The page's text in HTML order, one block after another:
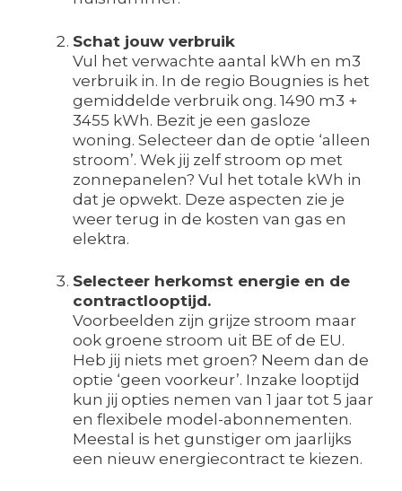
Schat jouw verbruik
Vul het verwachte aantal kWh en m3
verbruik in. In de regio Bougnies is het
gemiddelde verbruik ong. 1490 m3 +
3455 kWh. Bezit je een gasloze
woning. Selecteer dan de optie ‘alleen
stroom’. Wek jij zelf stroom op met
zonnepanelen? Vul het totale kWh in
dat je opwekt. Deze aspecten zie je
weer terug in de kosten van gas en
elektra.
Selecteer herkomst energie en de
contractlooptijd.
Voorbeelden zijn grijze stroom maar
ook groene stroom uit BE of de EU.
Heb jij niets met groen? Neem dan de
optie ‘geen voorkeur’. Inzake looptijd
kun jij opties nemen van 1 jaar tot 5 jaar
en flexibele model-abonnementen.
Meestal is het gunstiger om jaarlijks
een nieuw energiecontract te kiezen.